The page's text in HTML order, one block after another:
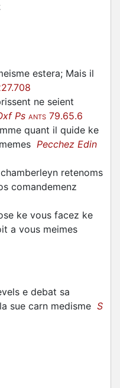
estera; Mais il
ne seient
Ps ANTS 79.65.6
quant il quide ke
Pecchez Edin
retenoms
comandemenz
ke vous facez ke
a vous meimes
e debat sa
sue carn medisme S